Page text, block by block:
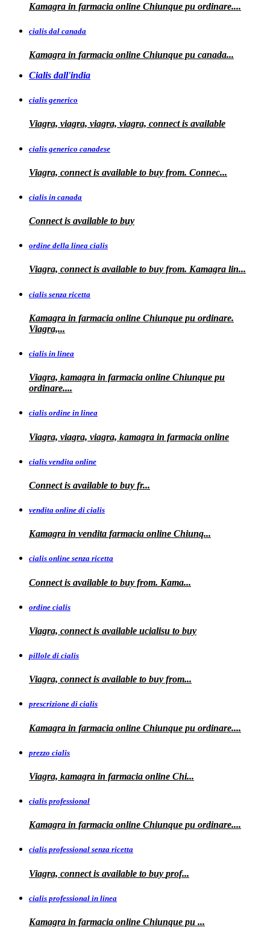
Kamagra in farmacia online Chiunque pu ordinare....
cialis dal canada
Kamagra in farmacia online Chiunque pu canada...
Cialis dall'india
cialis generico
Viagra, viagra, viagra, viagra, connect is available
cialis generico canadese
Viagra, connect is available to buy from. Connec...
cialis in canada
Connect is available to buy
ordine della linea cialis
Viagra, connect is available to buy from. Kamagra lin...
cialis senza ricetta
Kamagra in farmacia online Chiunque pu ordinare.
Viagra,...
cialis in linea
Viagra, kamagra in farmacia online Chiunque pu
ordinare....
cialis ordine in linea
Viagra, viagra, viagra, kamagra in farmacia online
cialis vendita online
Connect is available to buy fr...
vendita online di cialis
Kamagra in vendita farmacia online Chiunq...
cialis online senza ricetta
Connect is available to buy from. Kama...
ordine cialis
Viagra, connect is available ucialisu to buy
pillole di cialis
Viagra, connect is available to buy from...
prescrizione di cialis
Kamagra in farmacia online Chiunque pu ordinare....
prezzo cialis
Viagra, kamagra in farmacia online Chi...
cialis professional
Kamagra in farmacia online Chiunque pu ordinare....
cialis professional senza ricetta
Viagra, connect is available to buy prof...
cialis professional in linea
Kamagra in farmacia online Chiunque pu ...